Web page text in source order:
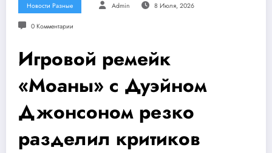
Новости Разные Admin 8 Июля, 2026
0 Комментарии
Игровой ремейк
«Моаны» с Дуэйном
Джонсоном резко
разделил критиков